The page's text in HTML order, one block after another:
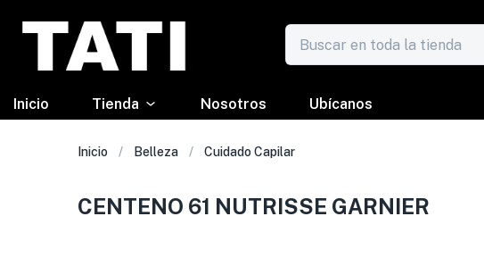
Inicio Tienda Nosotros Ubícanos
Inicio Belleza Cuidado Capilar
CENTENO 61 NUTRISSE GARNIER